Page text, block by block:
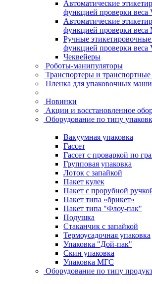
Автоматические
функцией проверки веса
Автоматические
функцией проверки веса
Ручные
функцией проверки веса
Чеквейеры
Роботы-манипуляторы
Транспортеры и
Пленка для упаковочных
Новинки
Акции и восстановленное
Оборудование по типу
Вакуумная упаковка
Гассет
Гассет с проваркой по
Групповая упаковка
Лоток с запайкой
Пакет кулек
Пакет с прорубной
Пакет типа «брикет»
Пакет типа "Флоу-пак"
Подушка
Стаканчик с запайкой
Термоусадочная упаковка
Упаковка "Дой-пак"
Скин упаковка
Упаковка МГС
Оборудование по типу